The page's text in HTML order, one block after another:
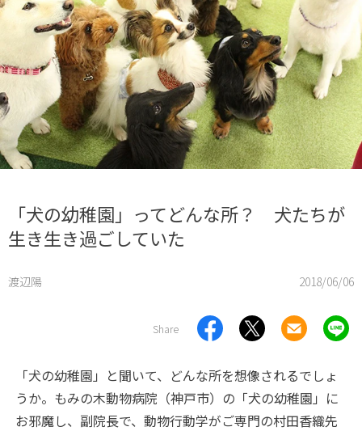
「犬の幼稚園」ってどんな所？ 犬たちが
生き生き過ごしていた
渡辺陽 2018/06/06
Share
「犬の幼稚園」と聞いて、どんな所を想像されるでしょ
うか。もみの木動物病院（神戸市）の「犬の幼稚園」に
お邪魔し、副院長で、動物行動学がご専門の村田香織先